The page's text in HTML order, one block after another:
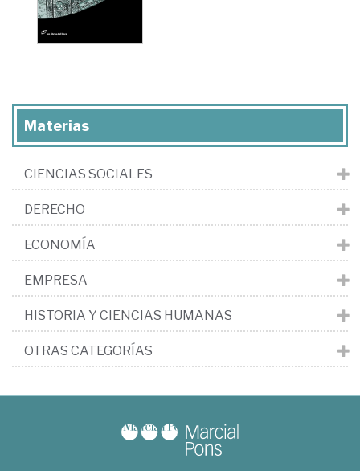
Materias
CIENCIAS SOCIALES
DERECHO
ECONOMÍA
EMPRESA
HISTORIA Y CIENCIAS HUMANAS
OTRAS CATEGORÍAS